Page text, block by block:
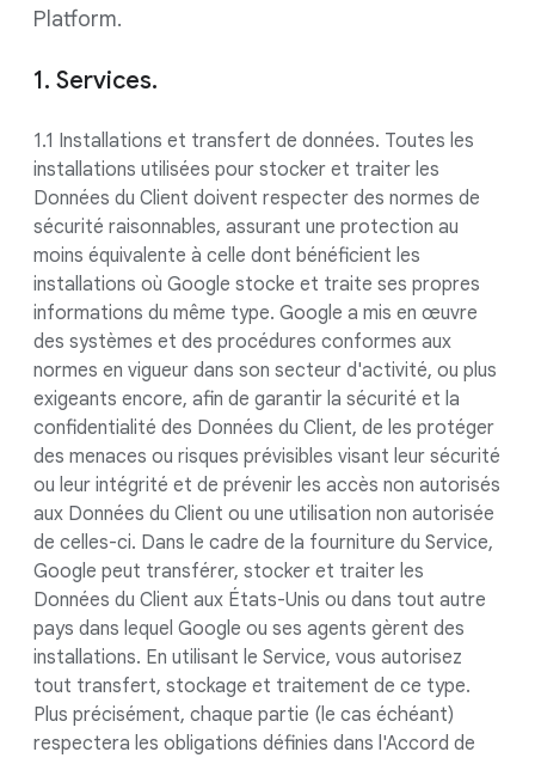
Platform.
1. Services.
1.1 Installations et transfert de données. Toutes les
installations utilisées pour stocker et traiter les
Données du Client doivent respecter des normes de
sécurité raisonnables, assurant une protection au
moins équivalente à celle dont bénéficient les
installations où Google stocke et traite ses propres
informations du même type. Google a mis en œuvre
des systèmes et des procédures conformes aux
normes en vigueur dans son secteur d'activité, ou plus
exigeants encore, afin de garantir la sécurité et la
confidentialité des Données du Client, de les protéger
des menaces ou risques prévisibles visant leur sécurité
ou leur intégrité et de prévenir les accès non autorisés
aux Données du Client ou une utilisation non autorisée
de celles-ci. Dans le cadre de la fourniture du Service,
Google peut transférer, stocker et traiter les
Données du Client aux États-Unis ou dans tout autre
pays dans lequel Google ou ses agents gèrent des
installations. En utilisant le Service, vous autorisez
tout transfert, stockage et traitement de ce type.
Plus précisément, chaque partie (le cas échéant)
respectera les obligations définies dans l'Accord de